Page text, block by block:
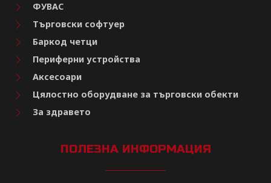
ФУВАС
Търговски софтуер
Баркод четци
Периферни устройства
Аксесоари
Цялостно оборудване за търговски обекти
За здравето
ПОЛЕЗНА ИНФОРМАЦИЯ